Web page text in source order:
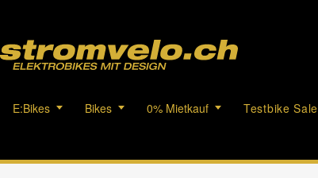
E:Bikes Bikes 0% Mietkauf Testbike Sale